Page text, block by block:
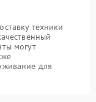
техники
могут
для